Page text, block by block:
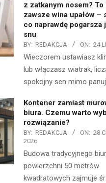
z zatkanym nosem? To
zawsze wina upałów –
co naprawdę pogarsza
snu
BY: REDAKCJA ON: 24
Wieczorem ustawiasz
lub włączasz wiatrak,
spokojny sen mimo
Kontener zamiast
biura. Czemu warto
rozwiązanie?
BY: REDAKCJA ON: 28
2026
Budowa tradycyjnego
powierzchni 50 metrów
kwadratowych zajmuje